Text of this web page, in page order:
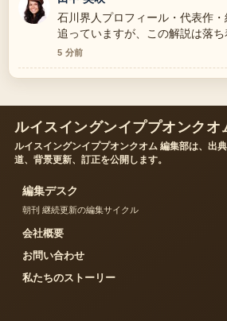
石川界人プロフィール・代表作
追っていますが、この解説は落ち
す。
5 分前
ルイスイングンイププオンクオ
ルイスイングンイププオンクオム 編集部は、出
道、背景更新、訂正を公開します。
編集デスク
朝刊 継続更新の編集サイクル
会社概要
お問い合わせ
私たちのストーリー